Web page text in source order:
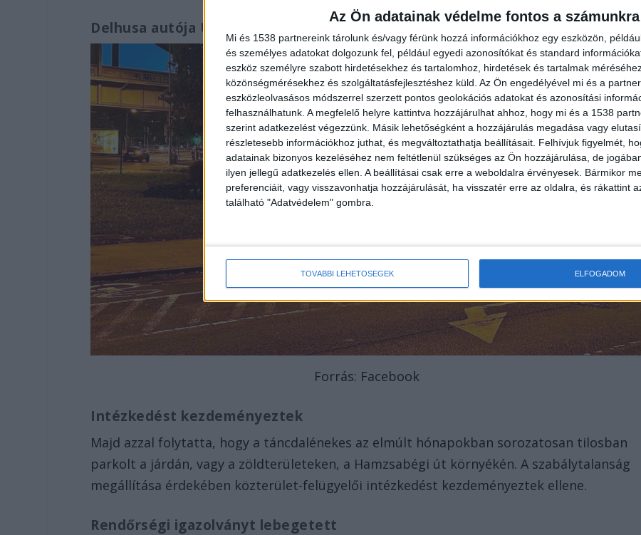
Az Ön adatainak védelme fontos a számunkra
Mi és 1538 partnereink tárolunk és/vagy férünk hozzá információkhoz egy eszközön,
és személyes adatokat dolgozunk fel, például egyedi azonosítókat és standard
eszköz személyre szabott hirdetésekhez és tartalomhoz, hirdetések és tartalmak
közönségmérésekhez és szolgáltatásfejlesztéshez küld. Az Ön engedélyével mi és a
eszközleolvasásos módszerrel szerzett pontos geolokációs adatokat és azonosítási
felhasználhatunk. A megfelelő helyre kattintva hozzájárulhat ahhoz, hogy mi és a 1538
szerint adatkezelést végezzünk. Másik lehetőségként a hozzájárulás megadása vagy
részletesebb információkhoz juthat, és megváltoztathatja beállításait. Felhívjuk figyelmét,
adatainak bizonyos kezeléséhez nem feltétlenül szükséges az Ön hozzájárulása, de
ilyen jellegű adatkezelés ellen. A beállításai csak erre a weboldalra érvényesek. Bármikor
preferenciáit, vagy visszavonhatja hozzájárulását, ha visszatér erre az oldalra, és rákattint
található "Adatvédelem" gombra.
TOVÁBBI LEHETŐSÉGEK ELFOGADOM
Delhusa autója Újbudán
Forrás: Facebook
Intézkedést kezdeményeztek
Majd azzal folytatta, hogy a táncdalénekes az elmúlt hónapokban sorozatosan tilosban
parkolt a járdán, vagy a zöldterületeken, a Hamzsabégi út környékén. A szabálytalanság
megállítása érdekében közterület-felügyelői intézkedést kezdeményeztek ellene.
Rendőrségi igazolványt lebegetett